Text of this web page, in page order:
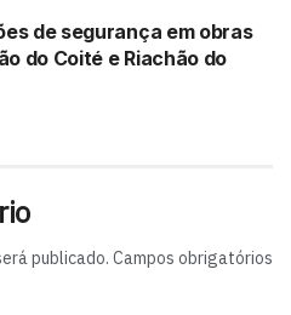
de segurança em obras
do Coité e Riachão do
publicado. Campos obrigatórios